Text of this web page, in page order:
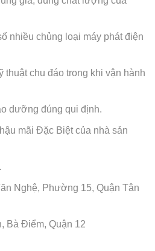
nhiều chủng loại máy phát điện
chu đáo trong khi vận hành
dưỡng đúng qui định.
mãi Đặc Biệt của nhà sản
Nghệ, Phường 15, Quận Tân
Bà Điểm, Quận 12